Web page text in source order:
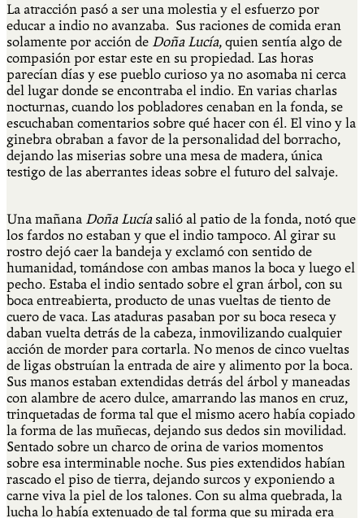
La atracción pasó a ser una molestia y el esfuerzo por
educar a indio no avanzaba. Sus raciones de comida eran
solamente por acción de Doña Lucía, quien sentía algo de
compasión por estar este en su propiedad. Las horas
parecían días y ese pueblo curioso ya no asomaba ni cerca
del lugar donde se encontraba el indio. En varias charlas
nocturnas, cuando los pobladores cenaban en la fonda, se
escuchaban comentarios sobre qué hacer con él. El vino y la
ginebra obraban a favor de la personalidad del borracho,
dejando las miserias sobre una mesa de madera, única
testigo de las aberrantes ideas sobre el futuro del salvaje.
Una mañana Doña Lucíasalió al patio de la fonda, notó que
los fardos no estaban y que el indio tampoco. Al girar su
rostro dejó caer la bandeja y exclamó con sentido de
humanidad, tomándose con ambas manos la boca y luego el
pecho. Estaba el indio sentado sobre el gran árbol, con su
boca entreabierta, producto de unas vueltas de tiento de
cuero de vaca. Las ataduras pasaban por su boca reseca y
daban vuelta detrás de la cabeza, inmovilizando cualquier
acción de morder para cortarla. No menos de cinco vueltas
de ligas obstruían la entrada de aire y alimento por la boca.
Sus manos estaban extendidas detrás del árbol y maneadas
con alambre de acero dulce, amarrando las manos en cruz,
trinquetadas de forma tal que el mismo acero había copiado
la forma de las muñecas, dejando sus dedos sin movilidad.
Sentado sobre un charco de orina de varios momentos
sobre esa interminable noche. Sus pies extendidos habían
rascado el piso de tierra, dejando surcos y exponiendo a
carne viva la piel de los talones. Con su alma quebrada, la
lucha lo había extenuado de tal forma que su mirada era